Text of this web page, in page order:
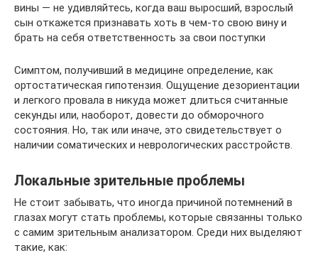
вины — не удивляйтесь, когда ваш выросший, взрослый
сын откажется признавать хоть в чем-то свою вину и
брать на себя ответственность за свои поступки
Симптом, получивший в медицине определение, как
ортостатическая гипотензия. Ощущение дезориентации
и легкого провала в никуда может длиться считанные
секунды или, наоборот, довести до обморочного
состояния. Но, так или иначе, это свидетельствует о
наличии соматических и неврологических расстройств.
Локальные зрительные проблемы
Не стоит забывать, что иногда причиной потемнений в
глазах могут стать проблемы, которые связанны только
с самим зрительным анализатором. Среди них выделяют
такие, как: